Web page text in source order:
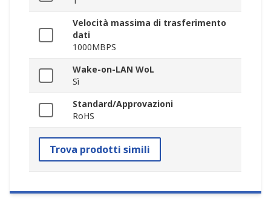
Velocità massima di trasferimento
dati
1000MBPS
Wake-on-LAN WoL
Sì
Standard/Approvazioni
RoHS
Trova prodotti simili